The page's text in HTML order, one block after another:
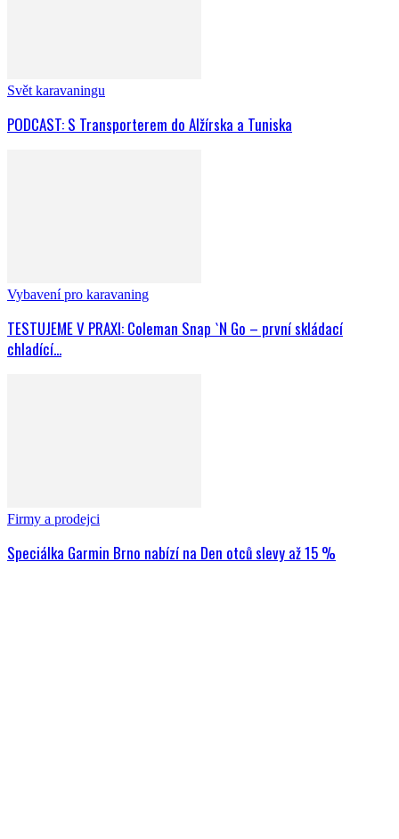
Svět karavaningu
PODCAST: S Transporterem do Alžírska a Tuniska
Vybavení pro karavaning
TESTUJEME V PRAXI: Coleman Snap `N Go – první skládací
chladící...
Firmy a prodejci
Speciálka Garmin Brno nabízí na Den otců slevy až 15 %